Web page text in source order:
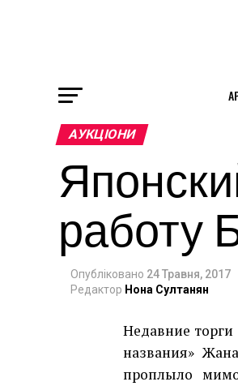
АУКЦІОНИ
работу
Опубліковано 24 Травня, 2017
Редактор Нона Султанян
Недавние торги
названия»
проплыло